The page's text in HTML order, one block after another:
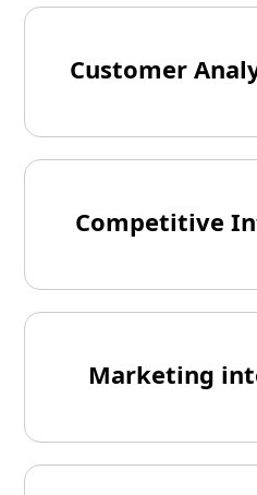
Customer
Competitive
Marketing